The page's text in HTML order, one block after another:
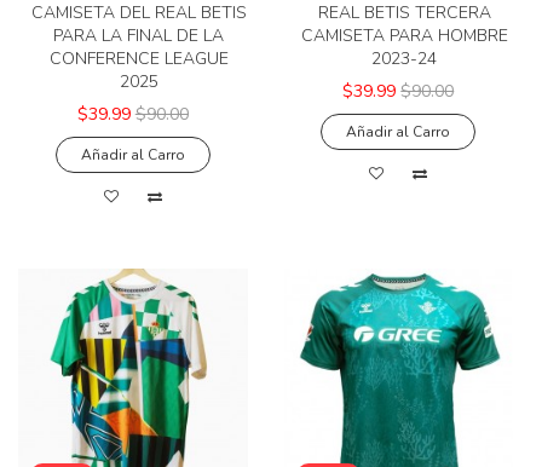
CAMISETA DEL REAL BETIS
PARA LA FINAL DE LA
CONFERENCE LEAGUE
2025
$39.99 $90.00
Añadir al Carro
REAL BETIS TERCERA
CAMISETA PARA HOMBRE
2023-24
$39.99 $90.00
Añadir al Carro